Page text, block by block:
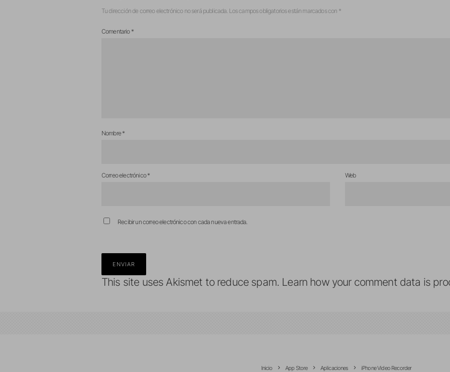
Tu dirección de correo electrónico no será publicada. Los campos obligatorios están marcados con *
Comentario *
Nombre*
Correo electrónico* Web
Recibir un correo electrónico con cada nueva entrada.
This site uses Akismet to reduce spam. Learn how your comment data is
Inicio App Store Aplicaciones iPhone Video Recorder